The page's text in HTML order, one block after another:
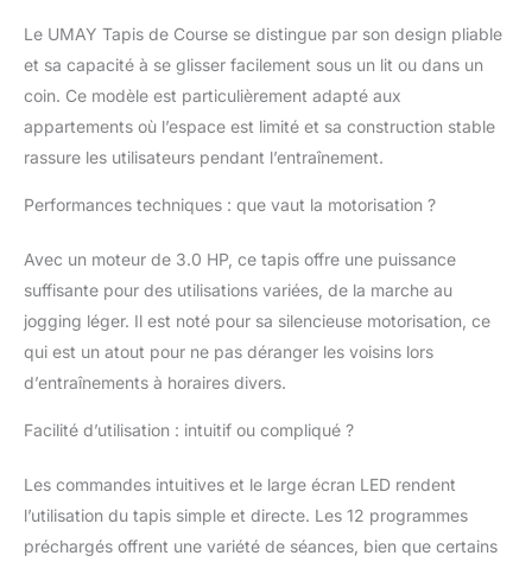
moteur sans balais est
celle du moteur à balais
et sa consommation
d'énergie est réduite à
un quart, ce qui est
économique.
personnalisé】Ce tapis
de marche pliable
affiche en temps réel
votre fréquence
cardiaque et les
calories brûlées, vous
données
complètes. Les
boutons de pause/arrêt
et de réglage de la
vitesse situés sur les
Le UMAY Tapis de Course se distingue par son design pliable
et sa capacité à se glisser facilement sous un lit ou dans un
coin. Ce modèle est particulièrement adapté aux
appartements où l’espace est limité et sa construction stable
rassure les utilisateurs pendant l’entraînement.
Performances techniques : que vaut la motorisation ?
Avec un moteur de 3.0 HP, ce tapis offre une puissance
suffisante pour des utilisations variées, de la marche au
jogging léger. Il est noté pour sa silencieuse motorisation, ce
qui est un atout pour ne pas déranger les voisins lors
d’entraînements à horaires divers.
Facilité d’utilisation : intuitif ou compliqué ?
Les commandes intuitives et le large écran LED rendent
l’utilisation du tapis simple et directe. Les 12 programmes
préchargés offrent une variété de séances, bien que certains